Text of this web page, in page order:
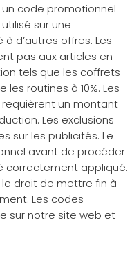
code promotionnel
sur une
d’autres offres. Les
pas aux articles en
tels que les coffrets
routines à 10%. Les
un montant
Les exclusions
sur les publicités. Le
avant de procéder
correctement appliqué.
le droit de mettre fin à
Les codes
sur notre site web et